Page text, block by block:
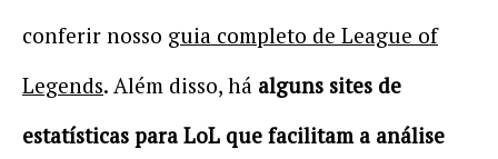
conferir nosso guia completo de League of
Legends. Além disso, há alguns sites de
estatísticas para LoL que facilitam a análise